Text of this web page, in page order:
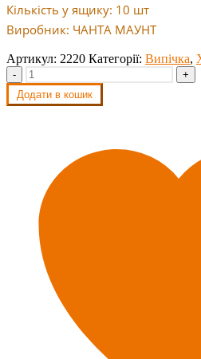
Кількість у ящику: 10 шт
Виробник: ЧАНТА МАУНТ
Артикул: 2220 Категорії: Випічка,
-
+
Додати в кошик